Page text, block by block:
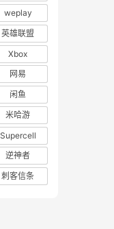
weplay
英雄联盟
Xbox
网易
闲鱼
米哈游
Supercell
逆神者
刺客信条